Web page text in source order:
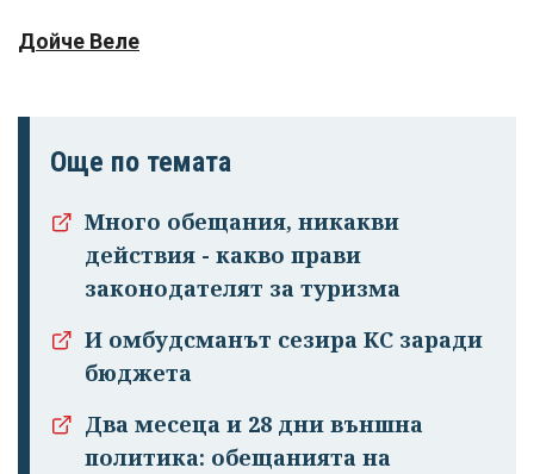
Дойче Веле
Още по темата
Много обещания, никакви
действия - какво прави
законодателят за туризма
И омбудсманът сезира КС заради
бюджета
Два месеца и 28 дни външна
политика: обещанията на